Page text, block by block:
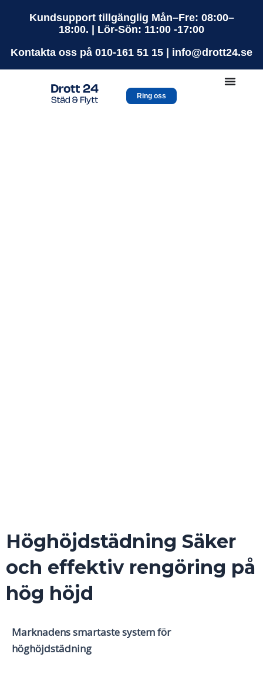
Kundsupport tillgänglig Mån–Fre: 08:00–
18:00. | Lör-Sön: 11:00 -17:00
Kontakta oss på 010-161 51 15 | info@drott24.se
Ring oss
Höghöjdstädning Säker
och effektiv rengöring på
hög höjd
Marknadens smartaste system för
höghöjdstädning